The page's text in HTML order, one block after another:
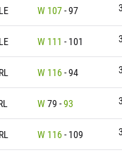
W 107-97
W 111 - 101
W 116-94
W79 -93
W 116- 109